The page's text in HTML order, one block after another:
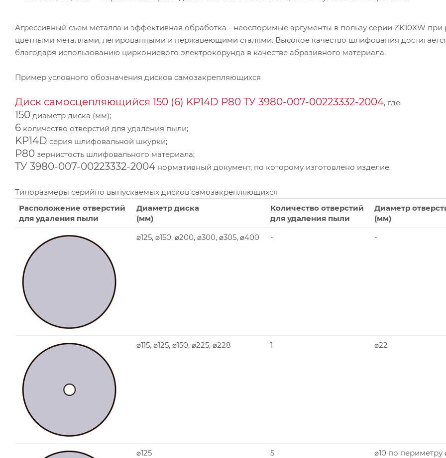
Агрессивный съем металла и эффективная обработка - неоспоримые аргументы в пользу серии ZK10XW при
цветными металлами, легированными и нержавеющими сталями. Высокое качество шлифования
благодаря использованию циркониевого электрокорунда в качестве абразивного материала.
Пример условного обозначения дисков самозакрепляющихся
Диск самосцепляющийся 150 (6) KP14D Р80 ТУ 3980-007-00223332-2004, где
150 диаметр диска (мм);
6 количество отверстий для удаления пыли;
KP14D серия шлифовальной шкурки;
P80 зернистость шлифовального материала;
ТУ 3980-007-00223332-2004 нормативный документ, по которому изготовлено изделие.
Типоразмеры серийно выпускаемых дисков самозакрепляющихся
Расположение отверстий
для удаления пыли
Диаметр диска
(мм)
Количество отверстий
для удаления пыли
Диаметр
(мм)
⌀125, ⌀150, ⌀200, ⌀300, ⌀305, ⌀400
- -
⌀115, ⌀125, ⌀150, ⌀225, ⌀228 1 ⌀22
⌀125 5 ⌀10 по